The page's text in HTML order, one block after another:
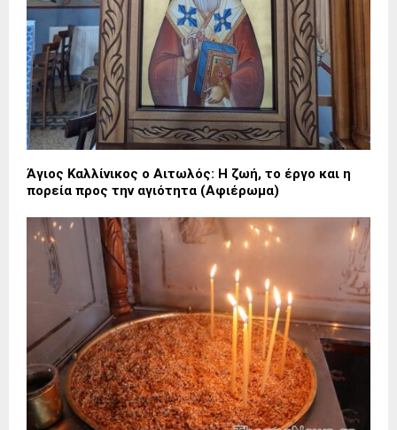
Άγιος Καλλίνικος ο Αιτωλός: Η ζωή, το έργο και η
πορεία προς την αγιότητα (Αφιέρωμα)